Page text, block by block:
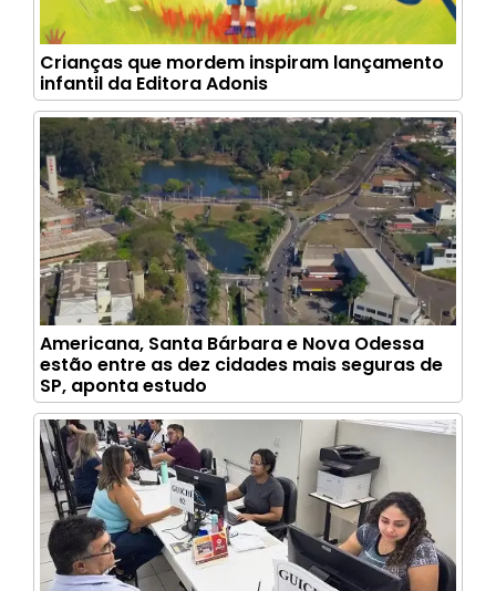
Crianças que mordem inspiram lançamento
infantil da Editora Adonis
Americana, Santa Bárbara e Nova Odessa
estão entre as dez cidades mais seguras de
SP, aponta estudo